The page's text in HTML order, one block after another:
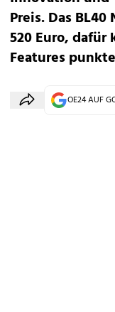
Preis. Das
520 Euro,
Features
OE24 AUF